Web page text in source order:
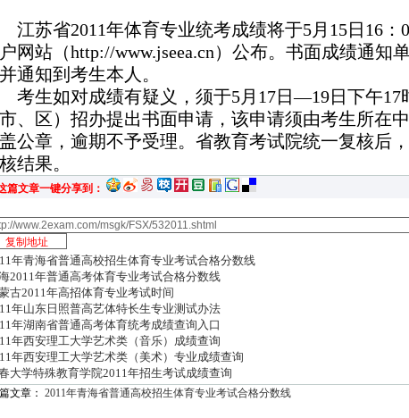
江苏省2011年体育专业统考成绩将于5月 15日 16：
网站（http://www.jseea.cn）公布。书面成绩通知
通知到考生本人。
考生如对成绩有疑义，须于5月 17日—19日下午17
市、区）招办提出书面申请，该申请须由考生所在
公章，逾期不予受理。省教育考试院统一复核后
结果。
篇文章一键分享到：
年青海省普通高校招生体育专业考试合格分数线
2011年普通高考体育专业考试合格分数线
古2011年高招体育专业考试时间
年山东日照普高艺体特长生专业测试办法
年湖南省普通高考体育统考成绩查询入口
年西安理工大学艺术类（音乐）成绩查询
年西安理工大学艺术类（美术）专业成绩查询
大学特殊教育学院2011年招生考试成绩查询
文章： 2011年青海省普通高校招生体育专业考试合格分数线